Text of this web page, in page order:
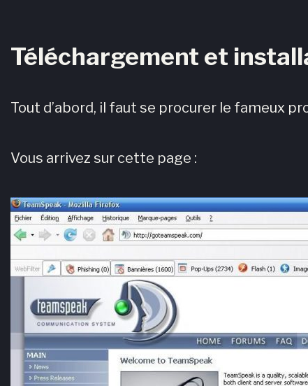
Téléchargement et
Tout d’abord, il faut se procurer le fameux
Vous arrivez sur cette page :